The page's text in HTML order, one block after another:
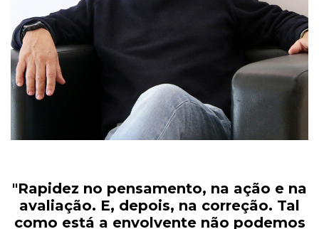
"Rapidez no pensamento, na ação e na
avaliação. E, depois, na correção. Tal
como está a envolvente não podemos